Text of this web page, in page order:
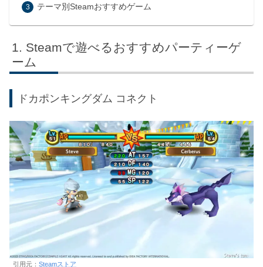
テーマ別Steamおすすめゲーム
Steamで遊べるおすすめパーティーゲ
ーム
ドカポンキングダム コネクト
引用元： Steamストア